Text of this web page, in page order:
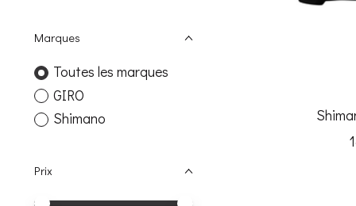
Marques
Toutes les marques
GIRO
Shimano
Prix